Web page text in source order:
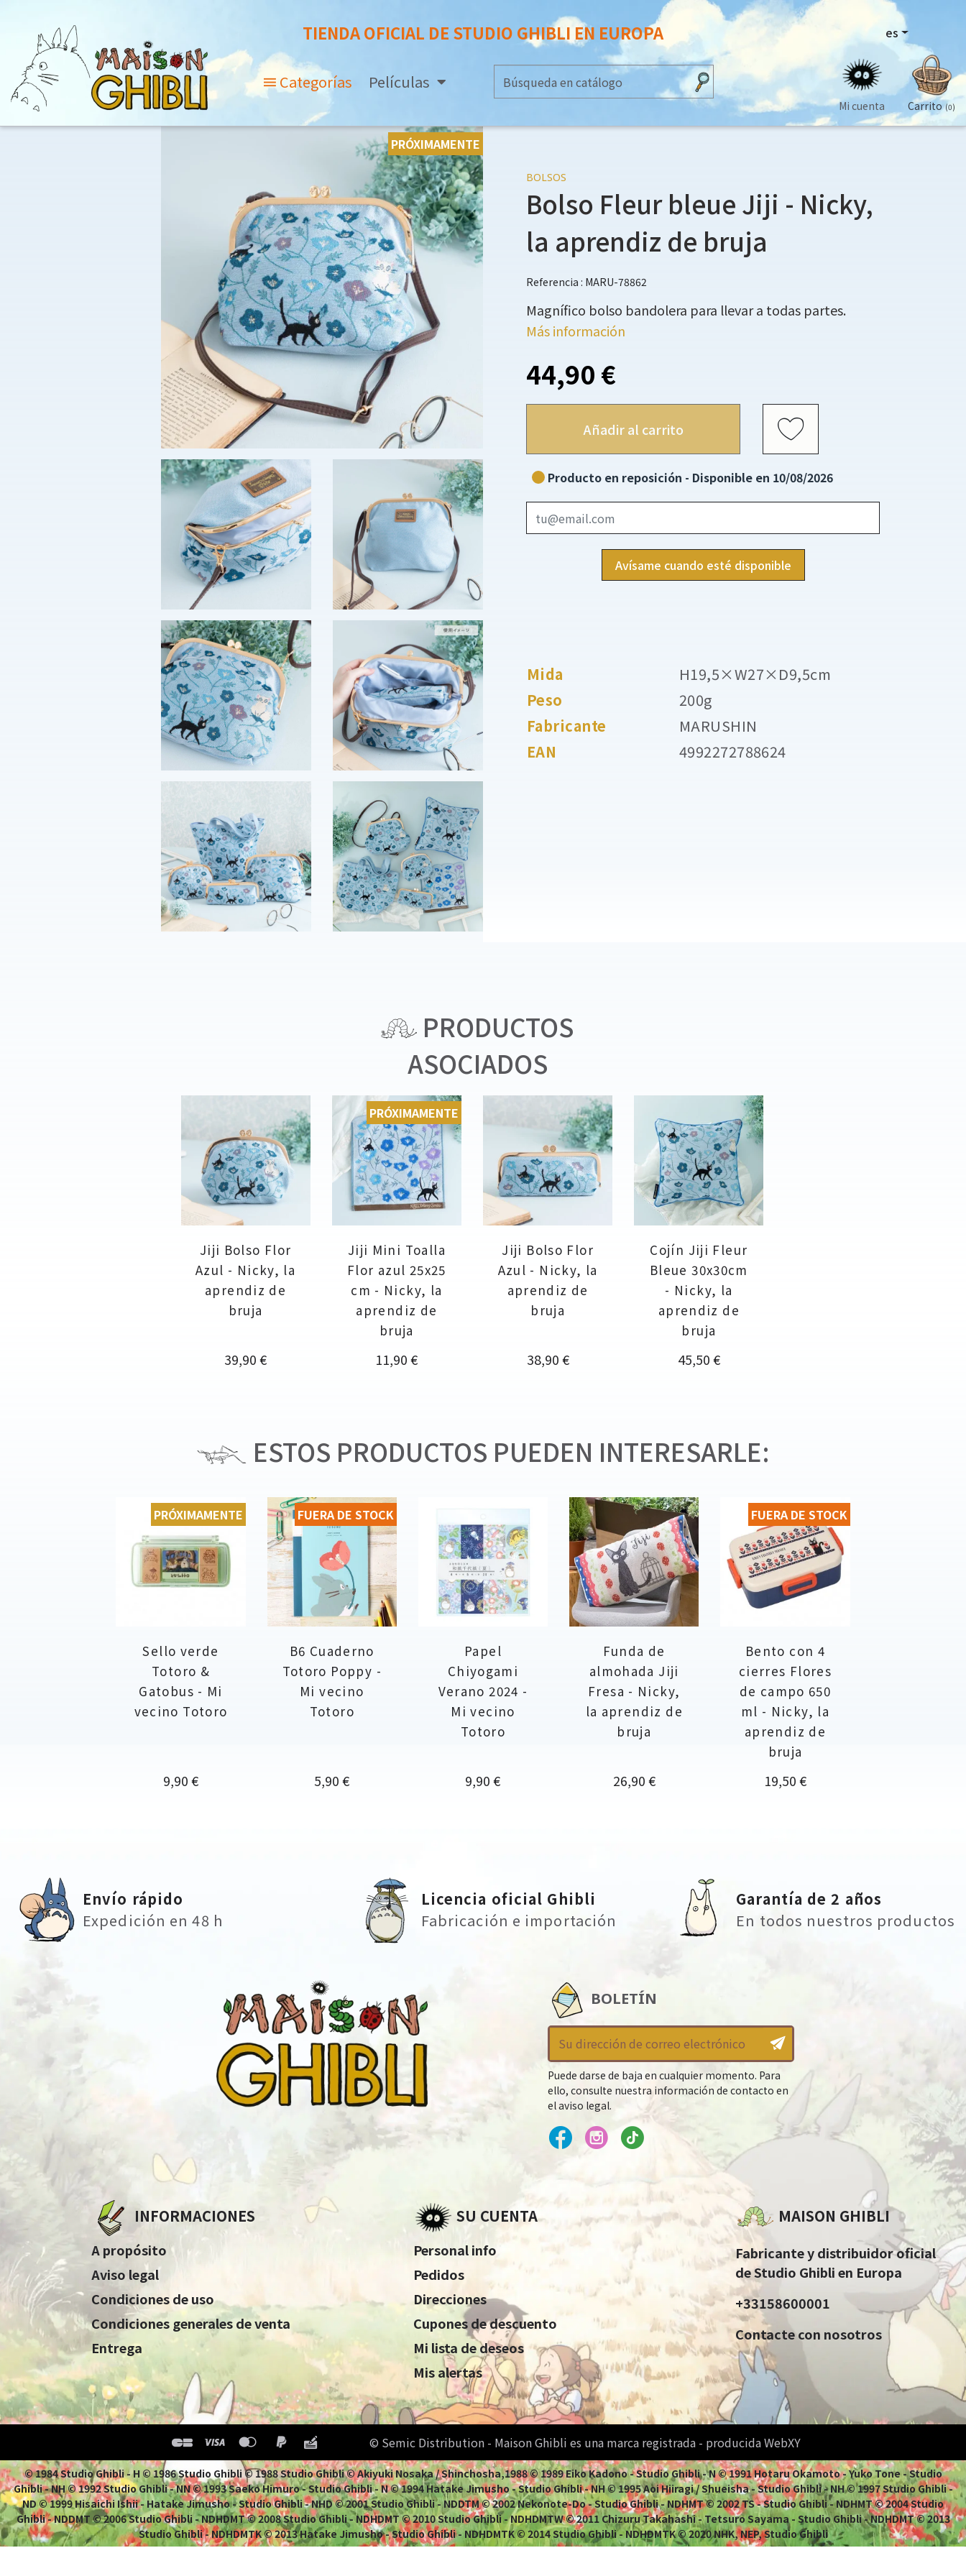
TIENDA OFICIAL DE STUDIO GHIBLI EN EUROPA
Categorías Películas
es
Mi cuenta Carrito (0)
PRÓXIMAMENTE
BOLSOS
Bolso Fleur bleue Jiji - Nicky,
la aprendiz de bruja
Referencia : MARU-78862
Magnífico bolso bandolera para llevar a todas partes.
Más información
44,90 €
Añadir al carrito
Producto en reposición - Disponible en 10/08/2026
Avísame cuando esté disponible
Mida
H19,5×W27×D9,5cm
Peso
200g
Fabricante
MARUSHIN
EAN
4992272788624
PRODUCTOS
ASOCIADOS
Jiji Bolso Flor
Azul - Nicky, la
aprendiz de
bruja
Precio
39,90 €
Jiji Mini Toalla
Flor azul 25x25
cm - Nicky, la
aprendiz de
bruja
Precio
11,90 €
PRÓXIMAMENTE
Jiji Bolso Flor
Azul - Nicky, la
aprendiz de
bruja
Precio
38,90 €
Cojín Jiji Fleur
Bleue 30x30cm
- Nicky, la
aprendiz de
bruja
Precio
45,50 €
ESTOS PRODUCTOS PUEDEN INTERESARLE:
Sello verde
Totoro &
Gatobus - Mi
vecino Totoro
Precio
9,90 €
PRÓXIMAMENTE
B6 Cuaderno
Totoro Poppy -
Mi vecino
Totoro
Precio
5,90 €
FUERA DE STOCK
Papel
Chiyogami
Verano 2024 -
Mi vecino
Totoro
Precio
9,90 €
Funda de
almohada Jiji
Fresa - Nicky,
la aprendiz de
bruja
Precio
26,90 €
Bento con 4
cierres Flores
de campo 650
ml - Nicky, la
aprendiz de
bruja
Precio
19,50 €
FUERA DE STOCK
Envío rápido
Expedición en 48 h
Licencia oficial Ghibli
Fabricación e importación
Garantía de 2 años
En todos nuestros productos
BOLETÍN
Puede darse de baja en cualquier momento. Para
ello, consulte nuestra información de contacto en
el aviso legal.
INFORMACIONES
A propósito
Aviso legal
Condiciones de uso
Condiciones generales de venta
Entrega
SU CUENTA
Personal info
Pedidos
Direcciones
Cupones de descuento
Mi lista de deseos
Mis alertas
MAISON GHIBLI
Fabricante y distribuidor oficial
de Studio Ghibli en Europa
+33158600001
Contacte con nosotros
© Semic Distribution - Maison Ghibli es una marca registrada - producida WebXY
© 1984 Studio Ghibli - H © 1986 Studio Ghibli © 1988 Studio Ghibli © Akiyuki Nosaka / Shinchosha,1988 © 1989 Eiko Kadono - Studio Ghibli - N © 1991 Hotaru Okamoto - Yuko Tone - Studio
Ghibli - NH © 1992 Studio Ghibli - NN © 1993 Saeko Himuro - Studio Ghibli - N © 1994 Hatake Jimusho - Studio Ghibli - NH © 1995 Aoi Hiiragi / Shueisha - Studio Ghibli - NH © 1997 Studio Ghibli -
ND © 1999 Hisaichi Ishii - Hatake Jimusho - Studio Ghibli - NHD © 2001 Studio Ghibli - NDDTM © 2002 Nekonote-Do - Studio Ghibli - NDHMT © 2002 TS - Studio Ghibli - NDHMT © 2004 Studio
Ghibli - NDDMT © 2006 Studio Ghibli - NDHDMT © 2008 Studio Ghibli - NDHDMT © 2010 Studio Ghibli - NDHDMTW © 2011 Chizuru Takahashi - Tetsuro Sayama - Studio Ghibli - NDHDMT © 2013
Studio Ghibli - NDHDMTK © 2013 Hatake Jimusho - Studio Ghibli - NDHDMTK © 2014 Studio Ghibli - NDHDMTK © 2020 NHK, NEP, Studio Ghibli